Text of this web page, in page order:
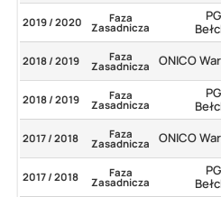
2019 / 2020 Faza
Zasadnicza
2018 / 2019 Faza
Zasadnicza ONICO
2018 / 2019 Faza
Zasadnicza
2017 / 2018 Faza
Zasadnicza ONICO
2017 / 2018 Faza
Zasadnicza